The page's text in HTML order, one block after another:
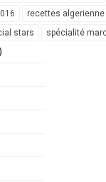
recettes algerienne
stars spécialité